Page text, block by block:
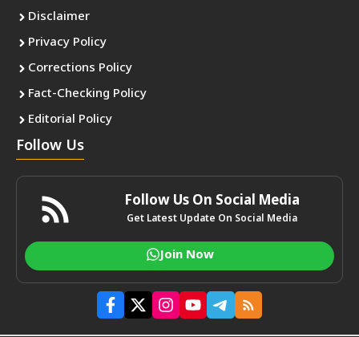
Disclaimer
Privacy Policy
Corrections Policy
Fact-Checking Policy
Editorial Policy
Follow Us
Follow Us On Social Media
Get Latest Update On Social Media
Join Now